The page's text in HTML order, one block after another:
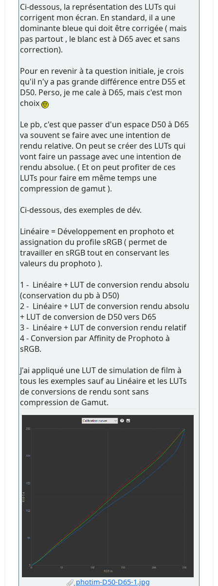
Ci-dessous, la représentation des LUTs qui
corrigent mon écran. En standard, il a une
dominante bleue qui doit être corrigée ( mais
pas partout , le blanc est à D65 avec et sans
correction).
Pour en revenir à ta question initiale, je crois
qu'il n'y a pas grande différence entre D55 et
D50. Perso, je me cale à D65, mais c'est mon
choix
Le pb, c'est que passer d'un espace D50 à D65
va souvent se faire avec une intention de
rendu relative. On peut se créer des LUTs qui
vont faire un passage avec une intention de
rendu absolue. ( Et on peut profiter de ces
LUTs pour faire em même temps une
compression de gamut ).
Ci-dessous, des exemples de dév.
Linéaire = Développement en prophoto et
assignation du profile sRGB ( permet de
travailler en sRGB tout en conservant les
valeurs du prophoto ).
1 - Linéaire + LUT de conversion rendu absolu
(conservation du pb à D50)
2 - Linéaire + LUT de conversion rendu absolu
+ LUT de conversion de D50 vers D65
3 - Linéaire + LUT de conversion rendu relatif
4 - Conversion par Affinity de Prophoto à
sRGB.
J'ai appliqué une LUT de simulation de film à
tous les exemples sauf au Linéaire et les LUTs
de conversions de rendu sont sans
compression de Gamut.
photim-D50-D65-1.jpg